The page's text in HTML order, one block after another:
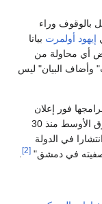
بالوقوف وراء
إيهود أولمرت بيانا
أي محاولة من
وأضاف البيان" ليس
فور إعلان
مقتل مغنية ووصفته بأنه "أخطر إرهابي في الشرق الأوسط منذ 30
في الدولة
في دمشق" [2]
.